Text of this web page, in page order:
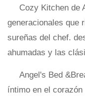
Cozy Kitchen de
generacionales que
sureñas del chef.
ahumadas y las
Angel's Bed
íntimo en el corazón